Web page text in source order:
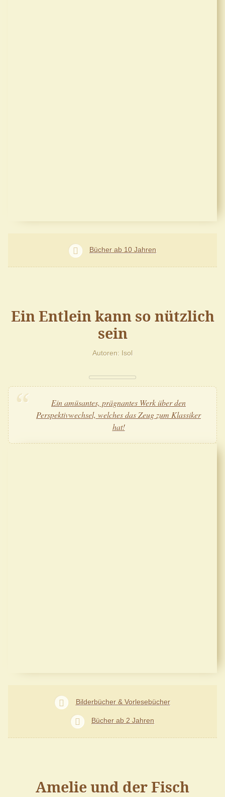
Bücher ab 10 Jahren
Ein Entlein kann so nützlich
sein
Autoren Isol
Ein amüsantes, prägnantes Werk über den
Perspektivwechsel, welches das Zeug zum Klassiker
hat!
Bilderbücher & Vorlesebücher
Bücher ab 2 Jahren
Amelie und der Fisch